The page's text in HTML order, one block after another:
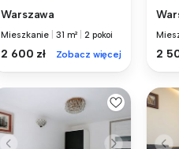
Warszawa
Mieszkanie 31 m² |2 pokoi
2 600 zł Zobacz więcej 2